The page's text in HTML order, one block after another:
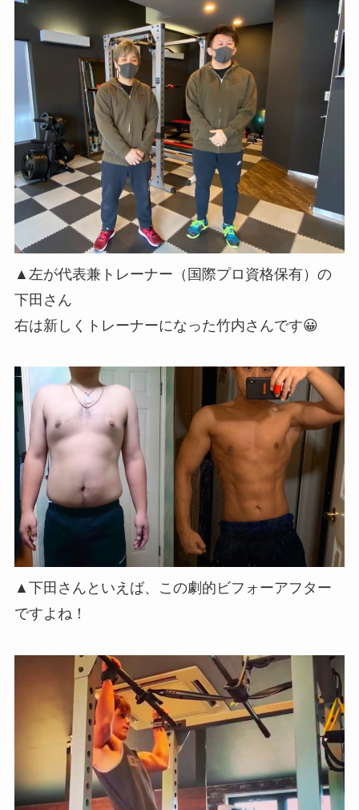
▲左が代表兼トレーナー（国際プロ資格保有）の
下田さん
右は新しくトレーナーになった竹内さんです😀
▲下田さんといえば、この劇的ビフォーアフター
ですよね！